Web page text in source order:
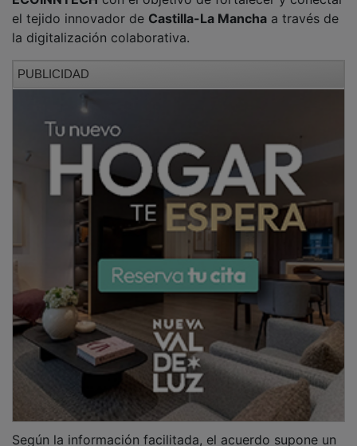
el tejido innovador deCastilla-La Manchaa través de
la digitalización colaborativa.
Según la información facilitada, el acuerdo supone un
paso hacia un modelo de
los ecosistemas de emprendimiento dejan de operar
de forma aislada y pasan a integrarse en una red
digital común. En virtud de esta alianza, el
CEEI de
Talavera de la Reinase incorpora a ECOINNTECH
Agente Catalizador Territorial , ampliando el
alcance de la plataforma en el conjunto de la región.
PUBLICIDAD